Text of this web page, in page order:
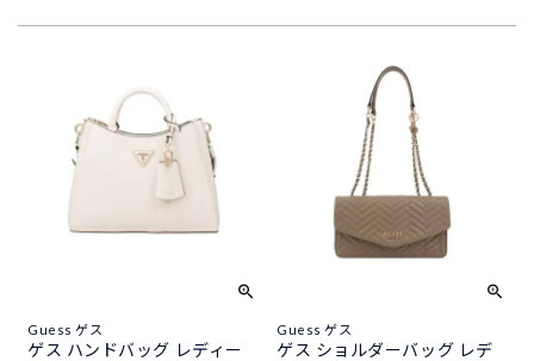
Guess ゲス
ゲス ハンドバッグ レディー
Guess ゲス
ゲス ショルダーバッグ レデ